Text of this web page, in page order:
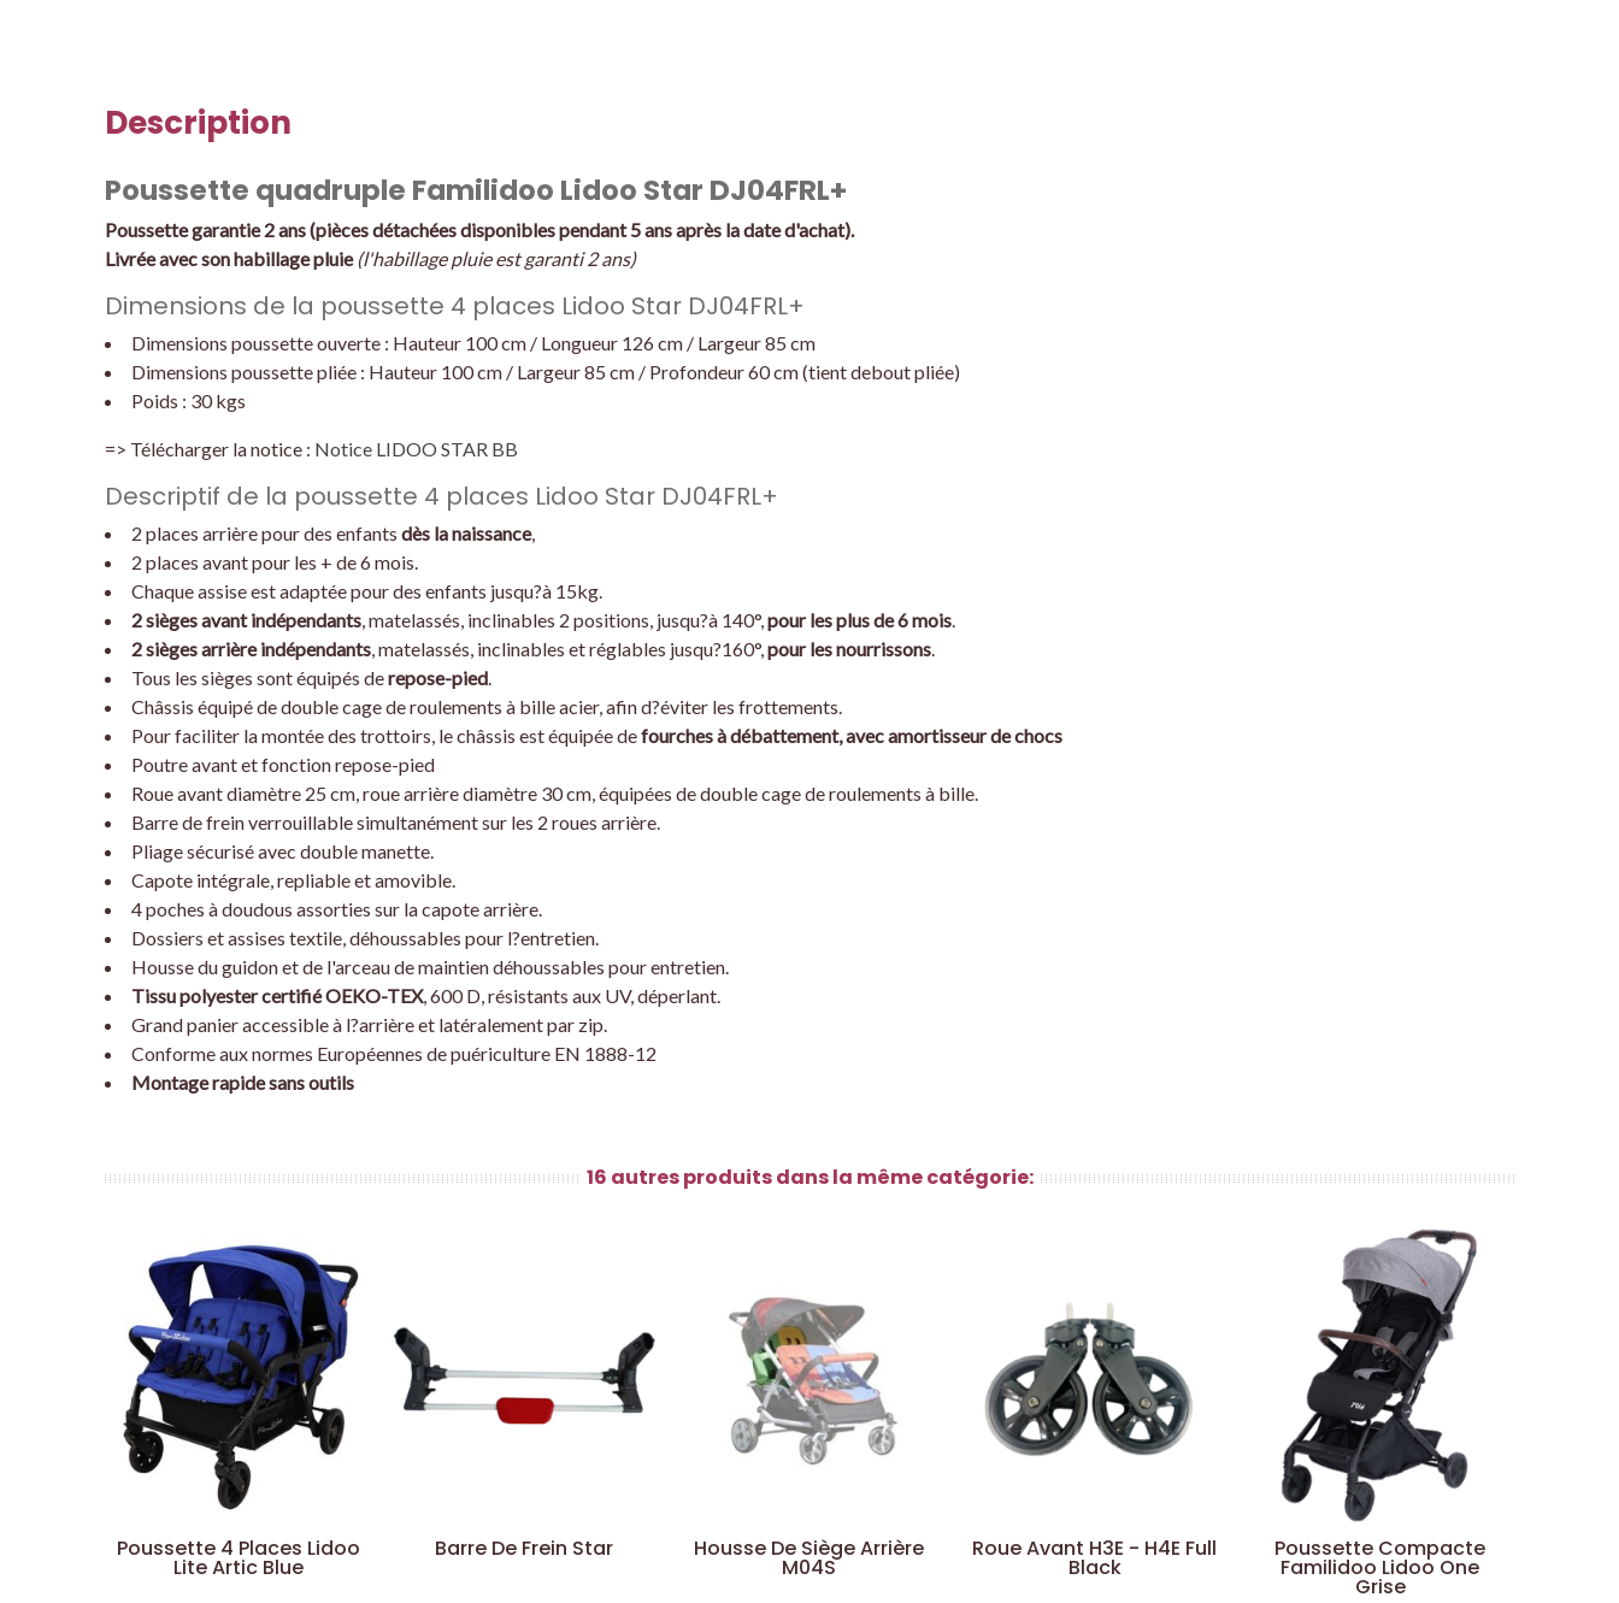
Description
Poussette quadruple Familidoo Lidoo Star DJ04FRL+
Poussette garantie 2 ans (pièces détachées disponibles pendant 5 ans après la date d'achat).
Livrée avec son habillage pluie (l'habillage pluie est garanti 2 ans)
Dimensions de la poussette 4 places Lidoo Star DJ04FRL+
Dimensions poussette ouverte : Hauteur 100 cm / Longueur 126 cm / Largeur 85 cm
Dimensions poussette pliée : Hauteur 100 cm / Largeur 85 cm / Profondeur 60 cm (tient debout pliée)
Poids : 30 kgs
=> Télécharger la notice : Notice LIDOO STAR BB
Descriptif de la poussette 4 places Lidoo Star DJ04FRL+
2 places arrière pour des enfants dès la naissance,
2 places avant pour les + de 6 mois.
Chaque assise est adaptée pour des enfants jusqu?à 15kg.
2 sièges avant indépendants , matelassés, inclinables 2 positions, jusqu?à 140°, pour les plus de 6 mois
2 sièges arrière indépendants , matelassés, inclinables et réglables jusqu?160°, pour les nourrissons
Tous les sièges sont équipés derepose-pied
Châssis équipé de double cage de roulements à bille acier, afin d?éviter les frottements.
Pour faciliter la montée des trottoirs, le châssis est équipée defourches à débattement, avec amortisseur de chocs
Poutre avant et fonction repose-pied
Roue avant diamètre 25 cm, roue arrière diamètre 30 cm, équipées de double cage de roulements à bille.
Barre de frein verrouillable simultanément sur les 2 roues arrière.
Pliage sécurisé avec double manette.
Capote intégrale, repliable et amovible.
4 poches à doudous assorties sur la capote arrière.
Dossiers et assises textile, déhoussables pour l?entretien.
Housse du guidon et de l'arceau de maintien déhoussables pour entretien.
Tissu polyester certifié OEKO-TEX, 600 D, résistants aux UV, déperlant.
Grand panier accessible à l?arrière et latéralement par zip.
Conforme aux normes Européennes de puériculture EN 1888-12
Montage rapide sans outils
16 autres produits dans la même catégorie:
Poussette 4 Places Lidoo
Lite Artic Blue
Barre De Frein Star Housse De Siège Arrière
M04S
Roue Avant H3E - H4E Full
Black
Poussette Compacte
Familidoo Lidoo One
Grise